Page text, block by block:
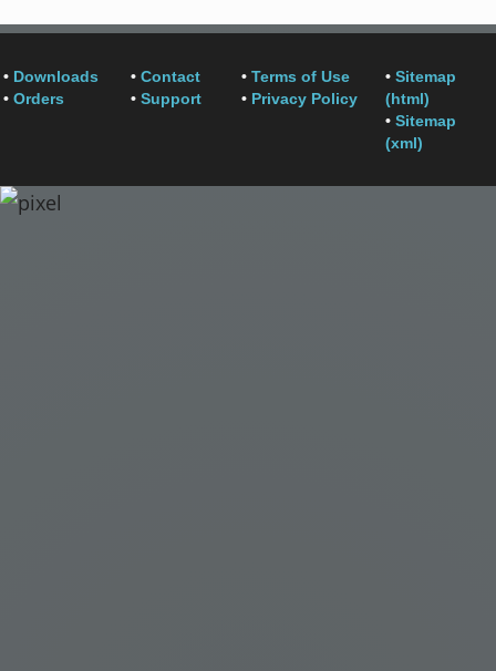
• Downloads
• Orders
• Contact
• Support
• Terms of Use
• Privacy Policy
• Sitemap
(html)
• Sitemap
(xml)